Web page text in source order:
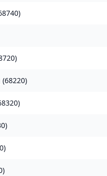
)
)
(68220)
)
)
)
)